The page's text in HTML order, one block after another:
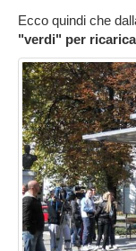
Ecco quindi che
"verdi" per